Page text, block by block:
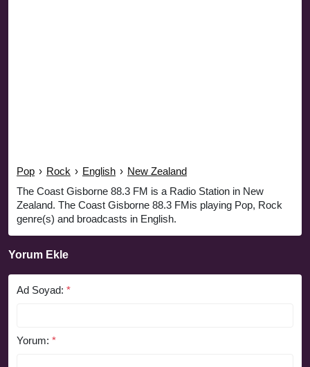
Pop › Rock › English › New Zealand
The Coast Gisborne 88.3 FM is a Radio Station in New
Zealand. The Coast Gisborne 88.3 FMis playing Pop, Rock
genre(s) and broadcasts in English.
Yorum Ekle
Ad Soyad: *
Yorum: *